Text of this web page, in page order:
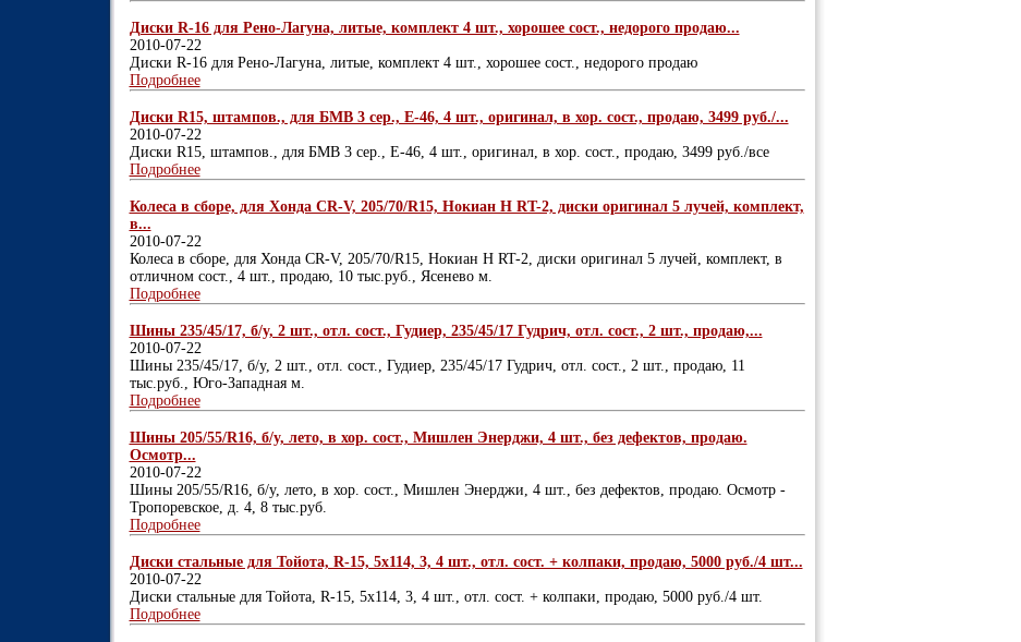
Диски R-16 для Рено-Лагуна, литые, комплект 4 шт., хорошее сост., недорого продаю...
2010-07-22
Диски R-16 для Рено-Лагуна, литые, комплект 4 шт., хорошее сост., недорого продаю
Подробнее
Диски R15, штампов., для БМВ 3 сер., Е-46, 4 шт., оригинал, в хор. сост., продаю, 3499 руб./...
2010-07-22
Диски R15, штампов., для БМВ 3 сер., Е-46, 4 шт., оригинал, в хор. сост., продаю, 3499 руб./все
Подробнее
Колеса в сборе, для Хонда СR-V, 205/70/R15, Нокиан Н RT-2, диски оригинал 5 лучей, комплект,
в...
2010-07-22
Колеса в сборе, для Хонда СR-V, 205/70/R15, Нокиан Н RT-2, диски оригинал 5 лучей, комплект, в
отличном сост., 4 шт., продаю, 10 тыс.руб., Ясенево м.
Подробнее
Шины 235/45/17, б/у, 2 шт., отл. сост., Гудиер, 235/45/17 Гудрич, отл. сост., 2 шт., продаю,...
2010-07-22
Шины 235/45/17, б/у, 2 шт., отл. сост., Гудиер, 235/45/17 Гудрич, отл. сост., 2 шт., продаю, 11
тыс.руб., Юго-Западная м.
Подробнее
Шины 205/55/R16, б/у, лето, в хор. сост., Мишлен Энерджи, 4 шт., без дефектов, продаю.
Осмотр...
2010-07-22
Шины 205/55/R16, б/у, лето, в хор. сост., Мишлен Энерджи, 4 шт., без дефектов, продаю. Осмотр -
Тропоревское, д. 4, 8 тыс.руб.
Подробнее
Диски стальные для Тойота, R-15, 5х114, 3, 4 шт., отл. сост. + колпаки, продаю, 5000 руб./4 шт...
2010-07-22
Диски стальные для Тойота, R-15, 5х114, 3, 4 шт., отл. сост. + колпаки, продаю, 5000 руб./4 шт.
Подробнее